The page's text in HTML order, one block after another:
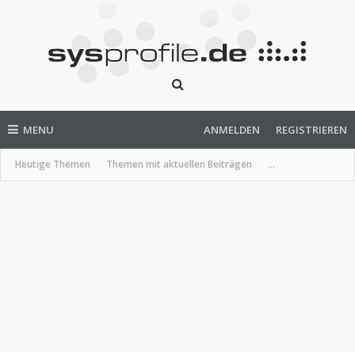
MENU
Heutige Themen Themen mit aktuellen Beiträgen ...
ANMELDEN REGISTRIEREN